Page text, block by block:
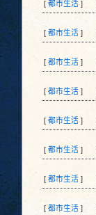
[ 都市生活 ]
[ 都市生活 ]
[ 都市生活 ]
[ 都市生活 ]
[ 都市生活 ]
[ 都市生活 ]
[ 都市生活 ]
[都市生活 ]